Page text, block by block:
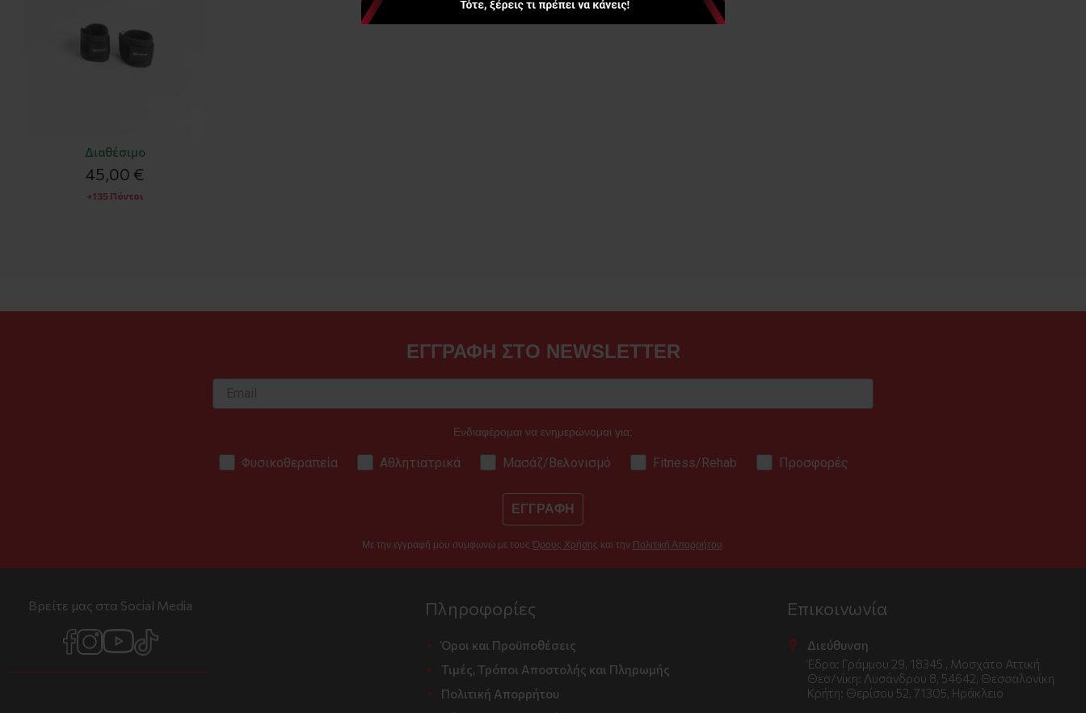
Διαθέσιμο
45,00 €
+135 Πόντοι
ΕΓΓΡΑΦΗ ΣΤΟ NEWSLETTER
Ενδιαφέρομαι να ενημερώνομαι για:
Φυσικοθεραπεία Αθλητιατρικά Μασάζ/Βελονισμό Fitness/Rehab Προσφορές
ΕΓΓΡΑΦΗ
Με την εγγραφή μου συμφωνώ με τους Όρους Χρήσης και την Πολιτική Απορρήτου.
Βρείτε μας στα Social Media Πληροφορίες
Όροι και Προϋποθέσεις
Τιμές, Τρόποι Αποστολής και Πληρωμής
Πολιτική Απορρήτου
Επικοινωνία
Διεύθυνση
Έδρα: Γράμμου 29, 18345 , Μοσχάτο Αττική
Θεσ/νίκη: Λυσάνδρου 8, 54642, Θεσσαλονίκη
Κρήτη: Θερίσου 52, 71305, Ηράκλειο